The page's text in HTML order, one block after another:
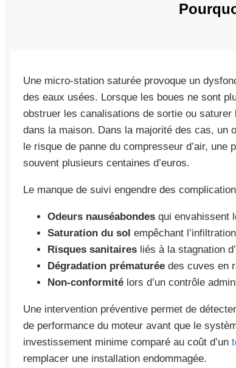
Une micro-station saturée provoque un
des eaux usées. Lorsque les boues ne sont
obstruer les canalisations de sortie ou
dans la maison. Dans la majorité des cas, un
le risque de panne du compresseur d’air,
souvent plusieurs centaines d’euros.
Le manque de suivi engendre des
Odeurs nauséabondes qui envahissent
Saturation du sol empêchant
Risques sanitaires liés à la stagnation
Dégradation prématurée des cuves en
Non-conformité lors d’un contrôle
Une intervention préventive permet de
de performance du moteur avant que le
investissement minime comparé au coût d’un
remplacer une installation endommagée.